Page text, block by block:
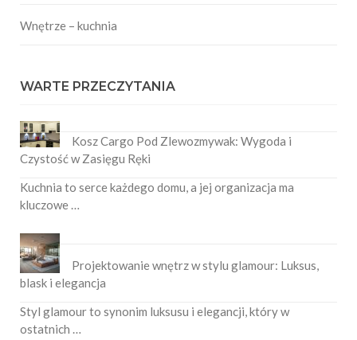
Wnętrze – kuchnia
WARTE PRZECZYTANIA
Kosz Cargo Pod Zlewozmywak: Wygoda i
Czystość w Zasięgu Ręki
Kuchnia to serce każdego domu, a jej organizacja ma
kluczowe …
Projektowanie wnętrz w stylu glamour: Luksus,
blask i elegancja
Styl glamour to synonim luksusu i elegancji, który w
ostatnich …